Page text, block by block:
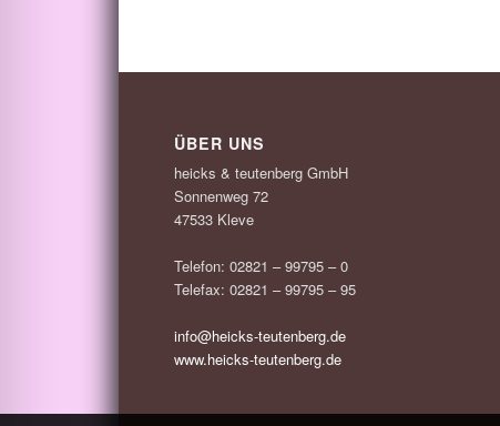
ÜBER UNS
heicks & teutenberg GmbH
Sonnenweg 72
47533 Kleve
Telefon: 02821 – 99795 – 0
Telefax: 02821 – 99795 – 95
info@heicks-teutenberg.de
www.heicks-teutenberg.de